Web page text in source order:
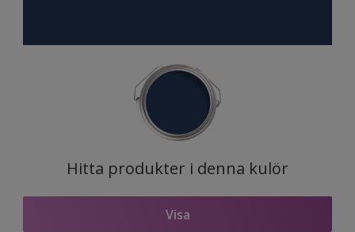
Hitta produkter i denna kulör
Visa